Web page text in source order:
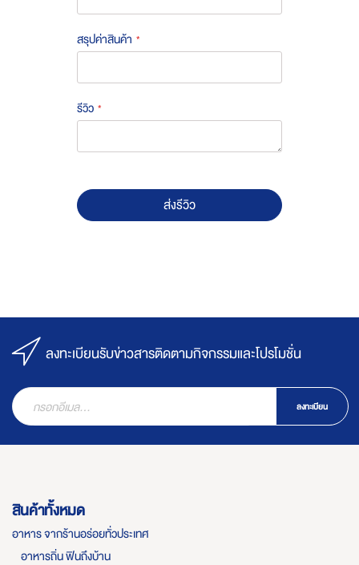
สรุปค่าสินค้า
รีวิว
ส่งรีวิว
ลงทะเบียนรับข่าวสารติดตามกิจกรรมและโปรโมชั่น
ลงทะเบียน
สินค้าทั้งหมด
อาหาร จากร้านอร่อยทั่วประเทศ
อาหารถิ่น ฟินถึงบ้าน